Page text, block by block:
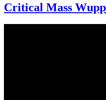
Critical Mass